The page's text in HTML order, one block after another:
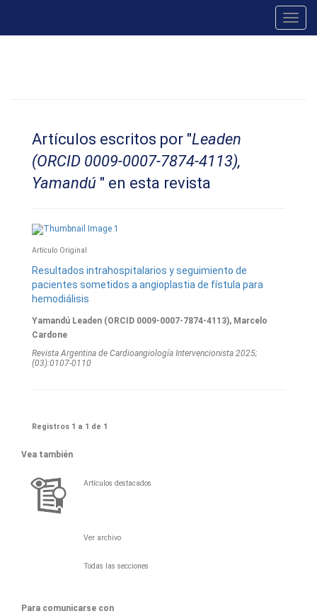
Artículos escritos por "Leaden
(ORCID 0009-0007-7874-4113),
Yamandú " en esta revista
Artí­culo Original
Resultados intrahospitalarios y seguimiento de
pacientes sometidos a angioplastia de fístula para
hemodiálisis
Yamandú Leaden (ORCID 0009-0007-7874-4113), Marcelo
Cardone
Revista Argentina de Cardioangiologí­a Intervencionista 2025;
(03):0107-0110
Registros 1 a 1 de 1
Vea también
Artículos destacados
Ver archivo
Todas las secciones
Para comunicarse con